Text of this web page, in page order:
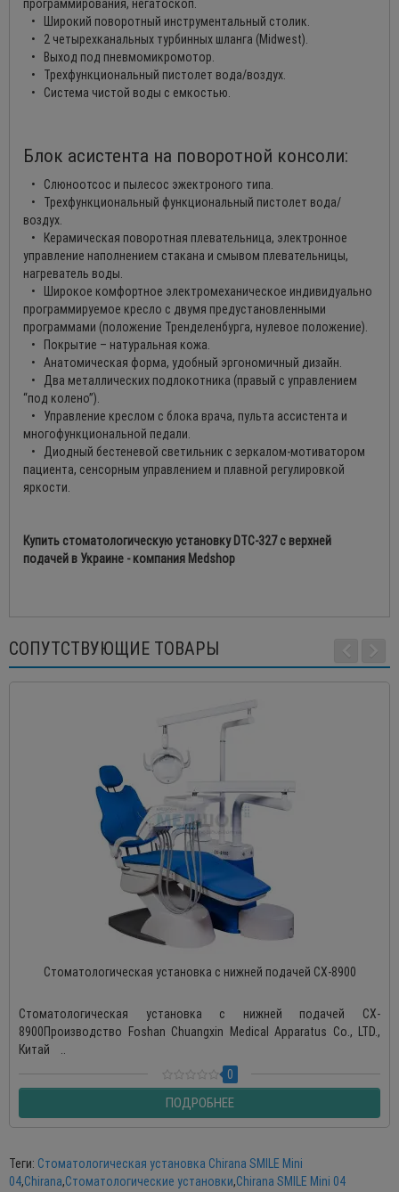
программирования, негатоскоп.
• Широкий поворотный инструментальный столик.
• 2 четырехканальных турбинных шланга (Midwest).
• Выход под пневмомикромотор.
• Трехфункциональный пистолет вода/воздух.
• Система чистой воды с емкостью.
Блок асистента на поворотной консоли:
• Слюноотсос и пылесос эжектроного типа.
• Трехфункциональный функциональный пистолет вода/
воздух.
• Керамическая поворотная плевательница, электронное
управление наполнением стакана и смывом плевательницы,
нагреватель воды.
• Широкое комфортное электромеханическое индивидуально
программируемое кресло с двумя предустановленными
программами (положение Тренделенбурга, нулевое положение).
• Покрытие – натуральная кожа.
• Анатомическая форма, удобный эргономичный дизайн.
• Два металлических подлокотника (правый с управлением
“под колено”).
• Управление креслом с блока врача, пульта ассистента и
многофункциональной педали.
• Диодный бестеневой светильник с зеркалом-мотиватором
пациента, сенсорным управлением и плавной регулировкой
яркости.
Купить стоматологическую установку DTC-327 с верхней
подачей в Украине - компания Medshop
СОПУТСТВУЮЩИЕ ТОВАРЫ
Стоматологическая установка с нижней подачей CX-8900
Стоматологическая установка с нижней подачей CX-
8900Производство Foshan Chuangxin Medical Apparatus Co., LTD.,
Китай ..
0
ПОДРОБНЕЕ
Теги: Стоматологическая установка Chirana SMILE Mini
04,Chirana,Стоматологические установки,Chirana SMILE Mini 04